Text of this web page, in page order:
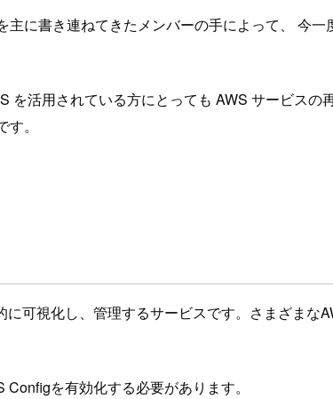
に書き連ねてきたメンバーの手によって、 今
活用されている方にとっても AWS サービスの
。
可視化し、管理するサービスです。さまざまな
を有効化する必要があります。